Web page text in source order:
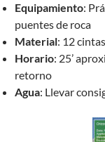
Equipamiento:
puentes de roca
Material: 12
Horario: 25’
retorno
Agua: Llevar